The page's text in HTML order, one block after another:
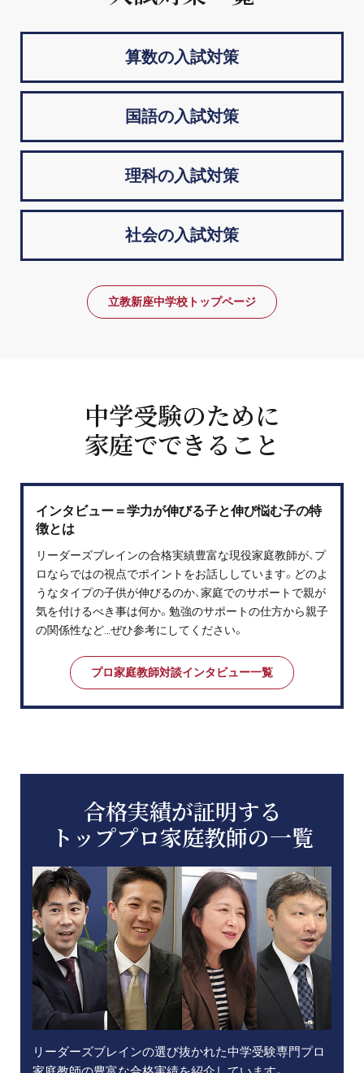
算数の入試対策
国語の入試対策
理科の入試対策
社会の入試対策
立教新座中学校トップページ
中学受験のために
家庭でできること
インタビュー＝学力が伸びる子と伸び悩む子の特
徴とは
リーダーズブレインの合格実績豊富な現役家庭教師が、プ
ロならではの視点でポイントをお話ししています。どのよ
うなタイプの子供が伸びるのか、家庭でのサポートで親が
気を付けるべき事は何か。勉強のサポートの仕方から親子
の関係性など…ぜひ参考にしてください。
プロ家庭教師対談インタビュー一覧
合格実績が証明する
トッププロ家庭教師の一覧
リーダーズブレインの選び抜かれた中学受験専門プロ